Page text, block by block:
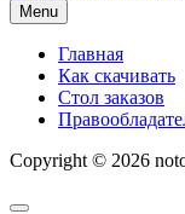
Menu
Главная
Как скачивать
Стол заказов
Copyright © 2026